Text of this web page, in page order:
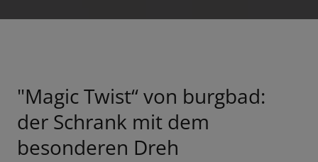
"Magic Twist“ von burgbad:
der Schrank mit dem
besonderen Dreh